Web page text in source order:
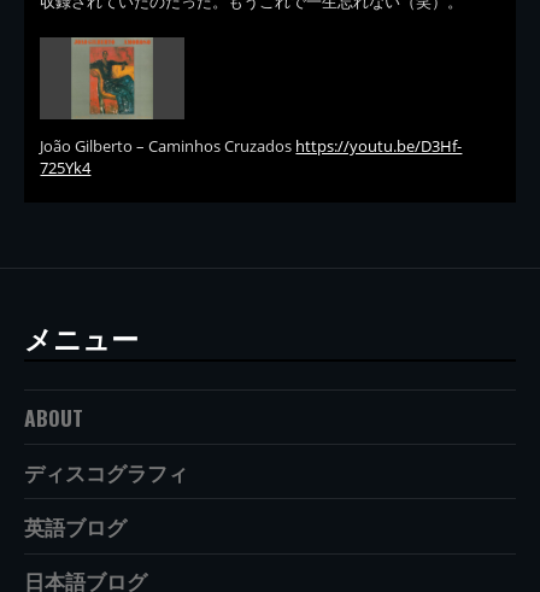
João Gilberto – Caminhos Cruzados https://youtu.be/D3Hf-
725Yk4
メニュー
ABOUT
ディスコグラフィ
英語ブログ
日本語ブログ